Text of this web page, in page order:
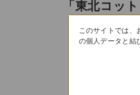
「東北コッ
このサイトでは、
の個人データと結